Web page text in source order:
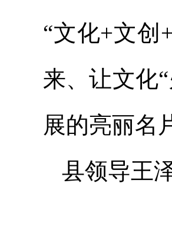
“文化+文创
来、让文化
展的亮丽名
县领导王